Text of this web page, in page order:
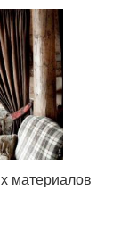
материалов